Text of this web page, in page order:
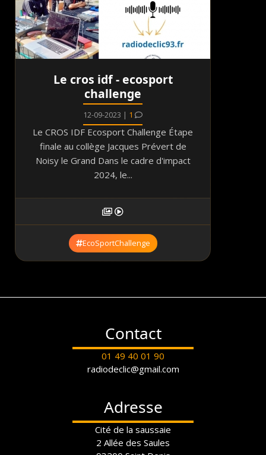
Le cros idf - ecosport
challenge
12-09-2023 | 1
Le CROS IDF Ecosport Challenge Étape
finale au collège Jacques Prévert de
Noisy le Grand Dans le cadre d'impact
2024, le...
EcoSportChallenge
Contact
01 49 40 01 90
radiodeclic@gmail.com
Adresse
Cité de la saussaie
2 Allée des Saules